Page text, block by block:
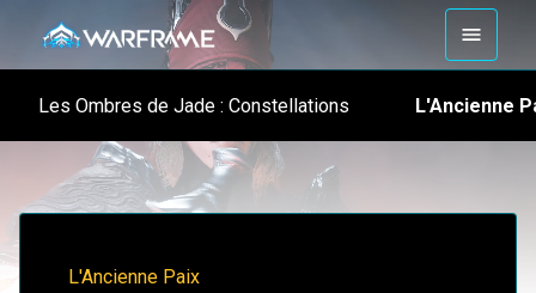
Les Ombres de Jade : Constellations L'Ancienne
L'Ancienne Paix